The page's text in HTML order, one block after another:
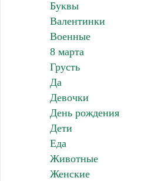
Буквы
Валентинки
Военные
8 марта
Грусть
Да
Девочки
День рождения
Дети
Еда
Животные
Женские